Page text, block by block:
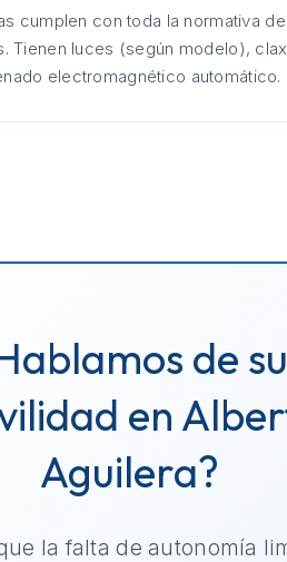
cumplen con toda la normativa
Tienen luces (según modelo),
electromagnético automático.
de su
en
Aguilera?
la falta de autonomía